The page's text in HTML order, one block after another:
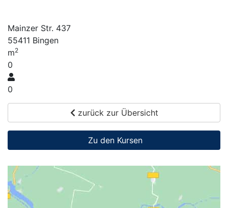
Mainzer Str. 437
55411 Bingen
m2
0
0
zurück zur Übersicht
Zu den Kursen